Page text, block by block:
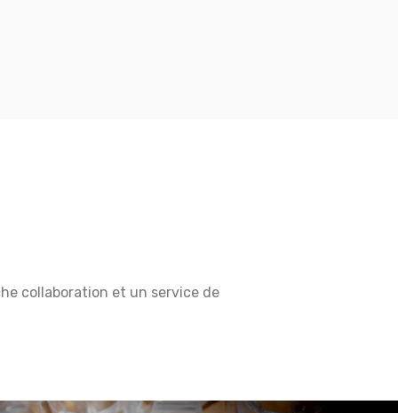
collaboration et un service de